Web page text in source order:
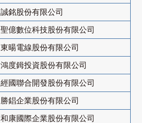
誠銘股份有限公司
聖億數位科技股份有限公司
東暘電線股份有限公司
鴻度鉧投資股份有限公司
經國聯合開發股份有限公司
勝錩企業股份有限公司
和康國際企業股份有限公司